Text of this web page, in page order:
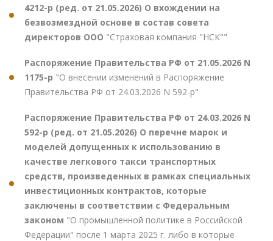
4212-р (ред. от 21.05.2026) О вхождении на
безвозмездной основе в состав совета
директоров ООО "Страховая компания "НСК""
Распоряжение Правительства РФ от 21.05.2026 N
1175-р "О внесении изменений в Распоряжение
Правительства РФ от 24.03.2026 N 592-р"
Распоряжение Правительства РФ от 24.03.2026 N
592-р (ред. от 21.05.2026) О перечне марок и
моделей допущенных к использованию в
качестве легкового такси транспортных
средств, произведенных в рамках специальных
инвестиционных контрактов, которые
заключены в соответствии с Федеральным
законом "О промышленной политике в Российской
Федерации" после 1 марта 2025 г. либо в которые